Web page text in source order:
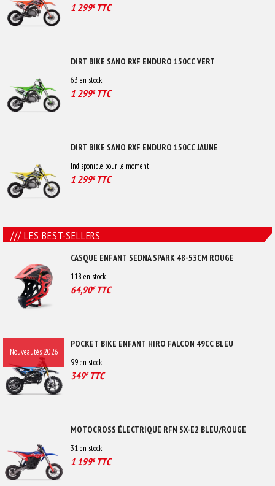
1 299€TTC
DIRT BIKE SANO RXF ENDURO 150CC VERT
63 en stock
1 299€TTC
DIRT BIKE SANO RXF ENDURO 150CC JAUNE
Indisponible pour le moment
1 299€TTC
/// LES BEST-SELLERS
CASQUE ENFANT SEDNA SPARK 48-53CM ROUGE
118 en stock
64,90€TTC
Nouveautés 2026
POCKET BIKE ENFANT HIRO FALCON 49CC BLEU
99en stock
349€TTC
MOTOCROSS ÉLECTRIQUE RFN SX-E2 BLEU/ROUGE
31en stock
1 199€TTC